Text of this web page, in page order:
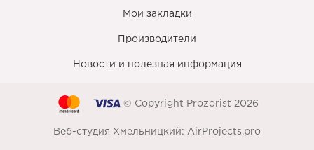
Мои закладки
Производители
Новости и полезная информация
© Copyright Prozorist 2026
Веб-студия Хмельницкий: AirProjects.pro